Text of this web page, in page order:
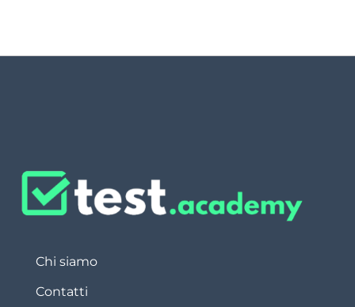
Chi siamo
Contatti